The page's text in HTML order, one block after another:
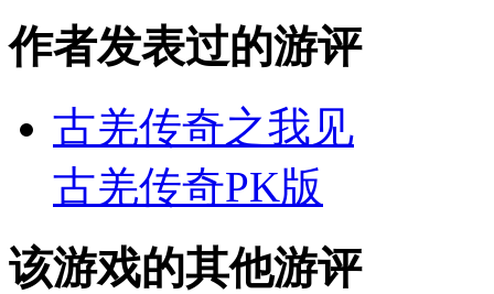
作者发表过的游评
古羌传奇之我见
古羌传奇PK版
该游戏的其他游评